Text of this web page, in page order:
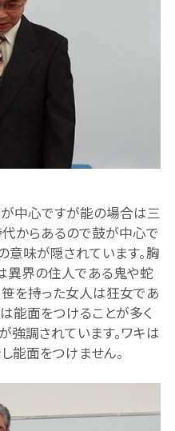
中心ですが能の場合は三
からあるので鼓が中心で
意味が隠されています。胸
異界の住人である鬼や蛇
笹を持った女人は狂女であ
能面をつけることが多く
強調されています。ワキは
能面をつけません。